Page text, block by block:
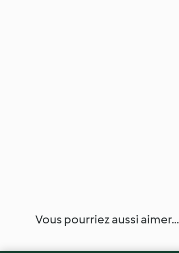
Vous pourriez aussi aimer...